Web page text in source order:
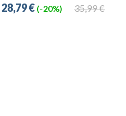
35,99 €
28,79 € (-20%)